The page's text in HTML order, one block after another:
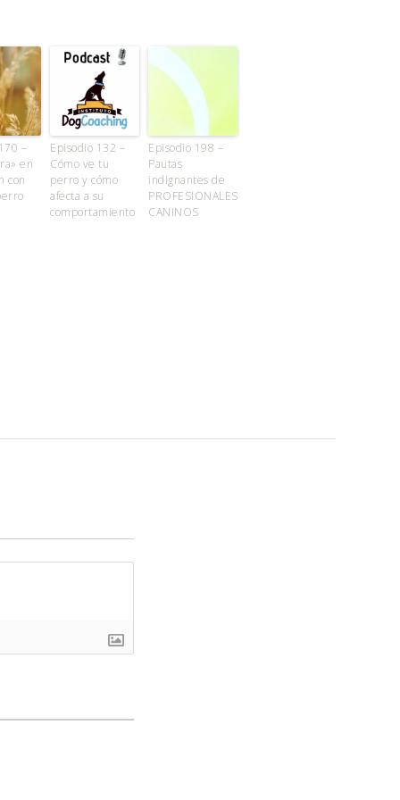
–
en
con
Episodio 132 –
Cómo ve tu
perro y cómo
afecta a su
comportamiento
Episodio 198 –
Pautas
indignantes de
PROFESIONALES
CANINOS